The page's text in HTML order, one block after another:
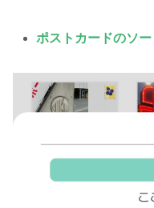
ポストカードのソ